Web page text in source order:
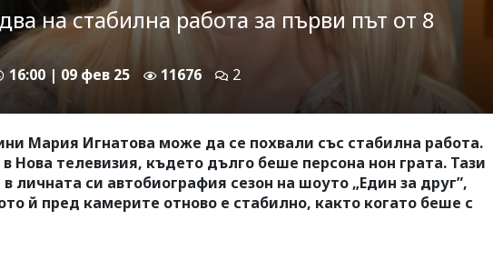
на стабилна работа за първи път от 8
16:00 | 09 фев 25 11676 2
Мария Игнатова може да се похвали със стабилна работа.
Нова телевизия, където дълго беше персона нон грата. Тази
личната си автобиография сезон на шоуто „Един за друг”,
й пред камерите отново е стабилно, както когато беше с